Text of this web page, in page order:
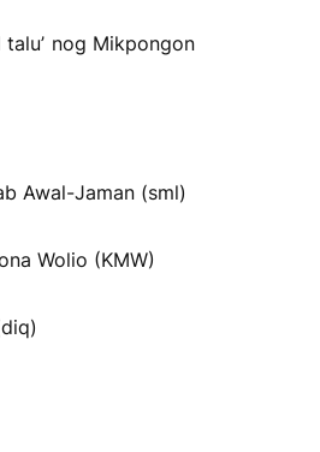
nog Mikpongon
Awal-Jaman (sml)
Wolio (KMW)